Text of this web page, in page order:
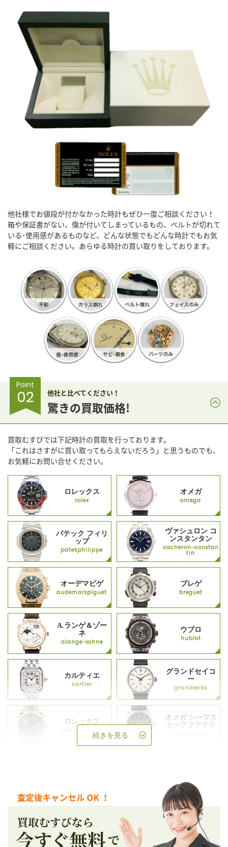
他社様でお値段が付かなかった時計もぜひ一度ご相談ください！
箱や保証書がない、傷が付いてしまっているもの、ベルトが切れて
いる･使用感があるものなど、どんな状態でもどんな時計でもお気
軽にご相談ください。あらゆる時計の買い取りをしております。
Point
02 他社と比べてください！
驚きの買取価格!
買取むすびでは下記時計の買取を行っております。
「これはさすがに買い取ってもらえないだろう」と思うものでも、
お気軽にお問い合せください。
ロレックス
rolex
オメガ
omega
パテック フィリ
ップ
patekphilippe
ヴァシュロン コ
ンスタンタン
vacheron-constan
tin
オーデマピゲ
audemarspiguet
ブレゲ
breguet
A.ランゲ＆ゾー
ネ
alange-sohne
ウブロ
hublot
カルティエ
cartier
グランドセイコ
ー
grandseiko
ロレックス
backup_rolex
オメガ シーマス
ターアクアテラ
続きを見る